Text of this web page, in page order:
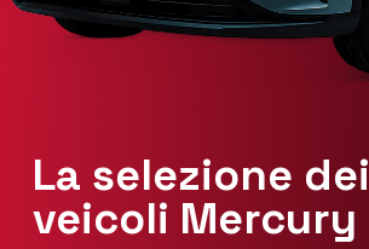
La selezione dei
veicoli Mercury